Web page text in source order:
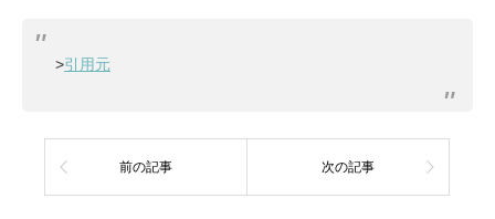
>引用元
前の記事 次の記事